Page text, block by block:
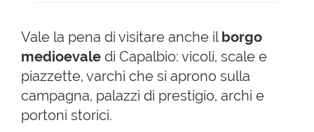
Vale la pena di visitare anche ilborgo
medioevale di Capalbio: vicoli, scale e
piazzette, varchi che si aprono sulla
campagna, palazzi di prestigio, archi e
portoni storici.